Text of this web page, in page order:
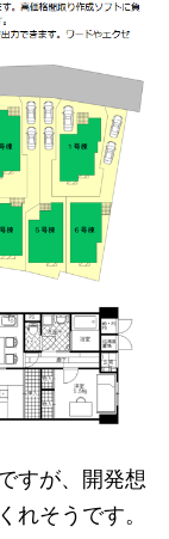
すが、開発想
れそうです。